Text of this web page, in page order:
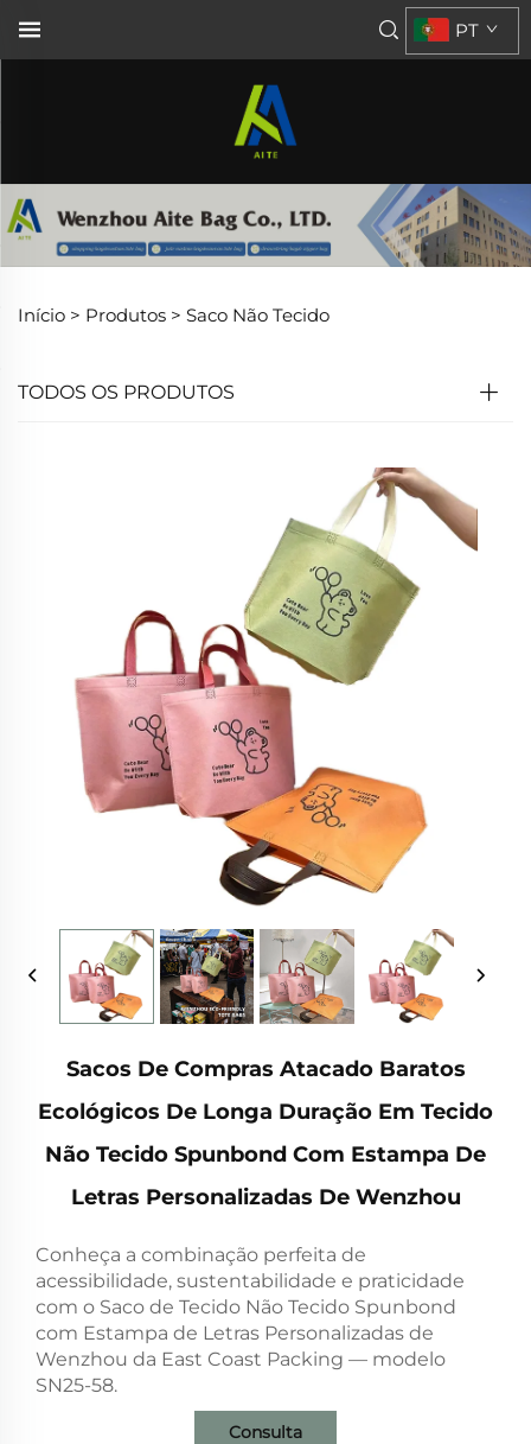
PT
Início > Produtos > Saco Não Tecido
TODOS OS PRODUTOS
Sacos De Compras Atacado Baratos
Ecológicos De Longa Duração Em Tecido
Não Tecido Spunbond Com Estampa De
Letras Personalizadas De Wenzhou
Conheça a combinação perfeita de
acessibilidade, sustentabilidade e praticidade
com o Saco de Tecido Não Tecido Spunbond
com Estampa de Letras Personalizadas de
Wenzhou da East Coast Packing — modelo
SN25-58.
Consulta